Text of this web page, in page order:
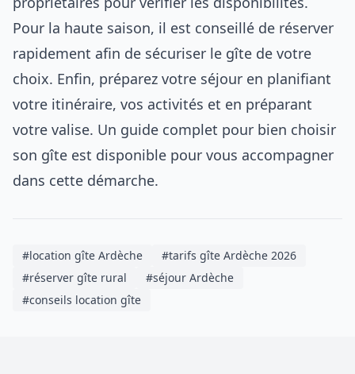
Pour la haute saison, il est conseillé de réserver
rapidement afin de sécuriser le gîte de votre
choix. Enfin, préparez votre séjour en planifiant
votre itinéraire, vos activités et en préparant
votre valise. Un guide complet pour bien choisir
son gîte est disponible pour vous accompagner
dans cette démarche.
#location gîte Ardèche
#tarifs gîte Ardèche 2026
#réserver gîte rural
#séjour Ardèche
#conseils location gîte